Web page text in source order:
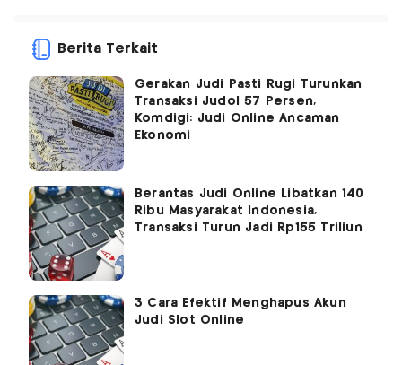
Berita Terkait
Gerakan Judi Pasti Rugi Turunkan
Transaksi Judol 57 Persen,
Komdigi: Judi Online Ancaman
Ekonomi
Berantas Judi Online Libatkan 140
Ribu Masyarakat Indonesia,
Transaksi Turun Jadi Rp155 Triliun
3 Cara Efektif Menghapus Akun
Judi Slot Online